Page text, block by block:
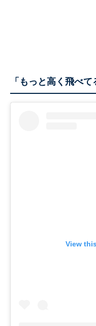
「もっと高く飛べて
View